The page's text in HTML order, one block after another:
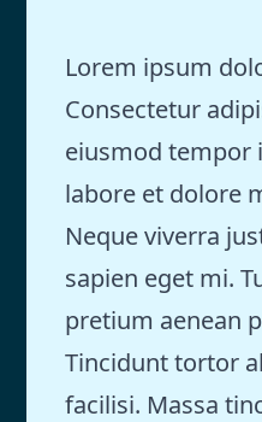
Lorem ipsum
Consectetur
eiusmod tempor
labore et dolore
Neque viverra
sapien eget mi.
pretium aenean
Tincidunt tortor
facilisi. Massa